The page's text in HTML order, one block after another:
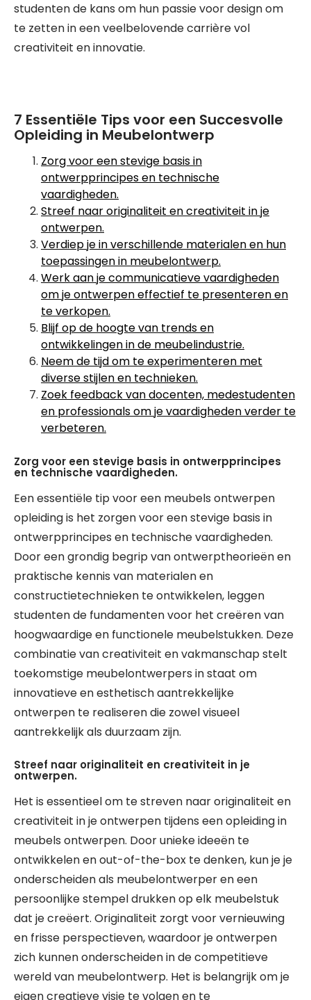
studenten de kans om hun passie voor design om
te zetten in een veelbelovende carrière vol
creativiteit en innovatie.
7 Essentiële Tips voor een Succesvolle
Opleiding in Meubelontwerp
Zorg voor een stevige basis in
ontwerpprincipes en technische
vaardigheden.
Streef naar originaliteit en creativiteit in je
ontwerpen.
Verdiep je in verschillende materialen en hun
toepassingen in meubelontwerp.
Werk aan je communicatieve vaardigheden
om je ontwerpen effectief te presenteren en
te verkopen.
Blijf op de hoogte van trends en
ontwikkelingen in de meubelindustrie.
Neem de tijd om te experimenteren met
diverse stijlen en technieken.
Zoek feedback van docenten, medestudenten
en professionals om je vaardigheden verder te
verbeteren.
Zorg voor een stevige basis in ontwerpprincipes
en technische vaardigheden.
Een essentiële tip voor een meubels ontwerpen
opleiding is het zorgen voor een stevige basis in
ontwerpprincipes en technische vaardigheden.
Door een grondig begrip van ontwerptheorieën en
praktische kennis van materialen en
constructietechnieken te ontwikkelen, leggen
studenten de fundamenten voor het creëren van
hoogwaardige en functionele meubelstukken. Deze
combinatie van creativiteit en vakmanschap stelt
toekomstige meubelontwerpers in staat om
innovatieve en esthetisch aantrekkelijke
ontwerpen te realiseren die zowel visueel
aantrekkelijk als duurzaam zijn.
Streef naar originaliteit en creativiteit in je
ontwerpen.
Het is essentieel om te streven naar originaliteit en
creativiteit in je ontwerpen tijdens een opleiding in
meubels ontwerpen. Door unieke ideeën te
ontwikkelen en out-of-the-box te denken, kun je je
onderscheiden als meubelontwerper en een
persoonlijke stempel drukken op elk meubelstuk
dat je creëert. Originaliteit zorgt voor vernieuwing
en frisse perspectieven, waardoor je ontwerpen
zich kunnen onderscheiden in de competitieve
wereld van meubelontwerp. Het is belangrijk om je
eigen creatieve visie te volgen en te